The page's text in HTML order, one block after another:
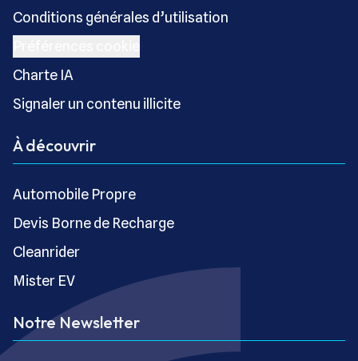
Conditions générales d’utilisation
Charte IA
Signaler un contenu illicite
À découvrir
Automobile Propre
Devis Borne de Recharge
Cleanrider
Mister EV
Notre Newsletter